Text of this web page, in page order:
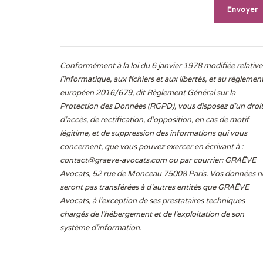
Conformément à la loi du 6 janvier 1978 modifiée
l'informatique, aux fichiers et aux libertés, et au
européen 2016/679, dit Règlement Général sur la
Protection des Données (RGPD), vous disposez d’un droit
d’accès, de rectification, d’opposition, en cas de motif
légitime, et de suppression des informations qui vous
concernent, que vous pouvez exercer en écrivant à :
contact@graeve-avocats.com ou par courrier: GRAËVE
Avocats, 52 rue de Monceau 75008 Paris. Vos données
seront pas transférées à d’autres entités que GRAËVE
Avocats, à l’exception de ses prestataires techniques
chargés de l’hébergement et de l’exploitation de son
système d’information.